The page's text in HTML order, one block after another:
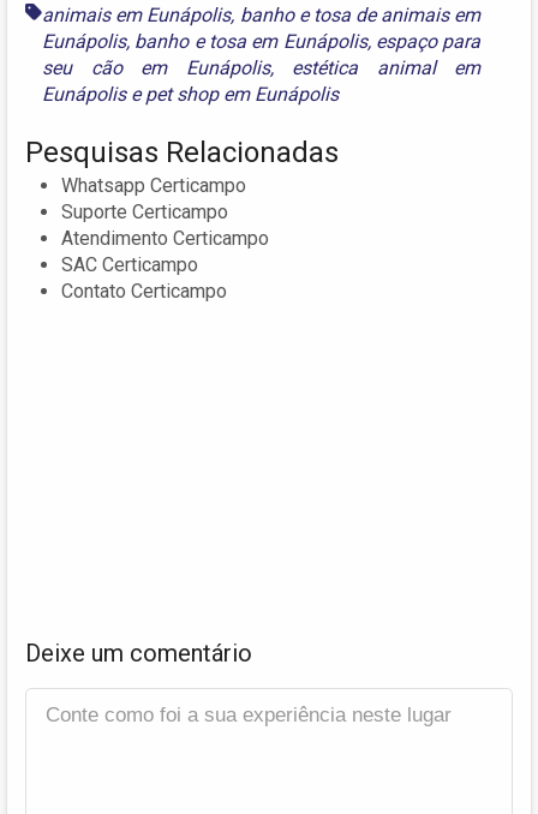
animais em Eunápolis, banho e tosa de animais em
Eunápolis, banho e tosa em Eunápolis, espaço para
seu cão em Eunápolis, estética animal em
Eunápolisepet shop em Eunápolis
Pesquisas Relacionadas
Whatsapp Certicampo
Suporte Certicampo
Atendimento Certicampo
SAC Certicampo
Contato Certicampo
Deixe um comentário